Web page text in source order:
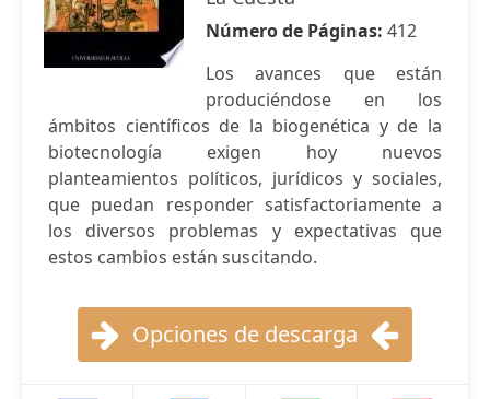
Número de Páginas: 412
Los avances que están
produciéndose en los
ámbitos científicos de la biogenética y de la
biotecnología exigen hoy nuevos
planteamientos políticos, jurídicos y sociales,
que puedan responder satisfactoriamente a
los diversos problemas y expectativas que
estos cambios están suscitando.
Opciones de descarga